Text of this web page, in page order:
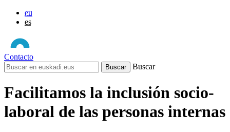
eu
es
Contacto
Buscar
Facilitamos la inclusión socio-
laboral de las personas internas